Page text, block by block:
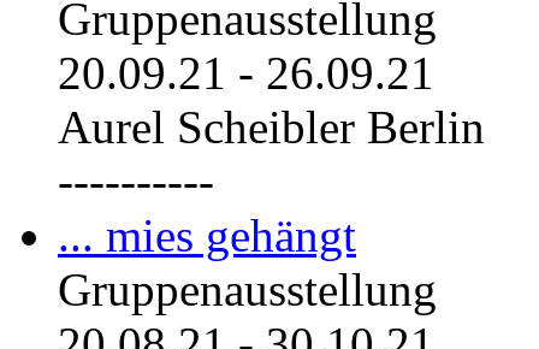
Gruppenausstellung
20.09.21 - 26.09.21
Aurel Scheibler Berlin
----------
... mies gehängt
Gruppenausstellung